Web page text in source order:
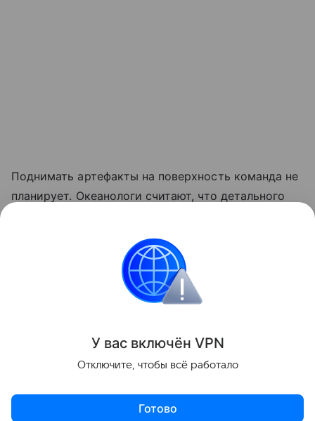
Поднимать артефакты на поверхность команда не
планирует. Океанологи считают, что детального
историков, а сам корабль лучше оставить
нетронутым - и как памятник героической эпохе
полярных исследований, и как сложившуюся
глубоководную экосистему.
Поделиться
У вас включён VPN
Отключите, чтобы всё работало
Готово